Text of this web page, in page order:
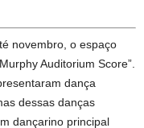
novembro, o espaço
Auditorium Score”.
dança
dessas danças
dançarino principal